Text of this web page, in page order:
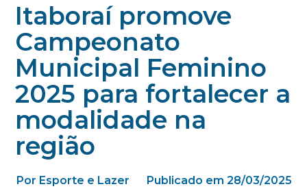
Itaboraí promove
Campeonato
Municipal Feminino
2025 para fortalecer a
modalidade na
região
Por Esporte e Lazer Publicado em 28/03/2025